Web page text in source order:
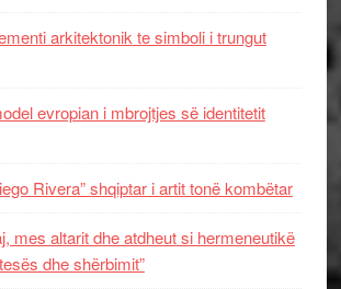
arkitektonik te simboli i trungut
evropian i mbrojtjes së identitetit
Rivera” shqiptar i artit tonë kombëtar
mes altarit dhe atdheut si hermeneutikë
dhe shërbimit”